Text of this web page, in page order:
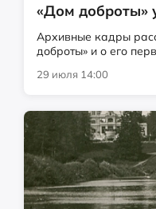
«Дом доброты»
Архивные кадры
доброты» и о его
29 июля 14:00